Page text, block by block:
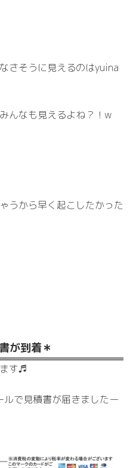
さそうに見えるのはyuina
んなも見えるよね？！w
うから早く起こしたかった
が到着＊
す♬
で見積書が届きましたー